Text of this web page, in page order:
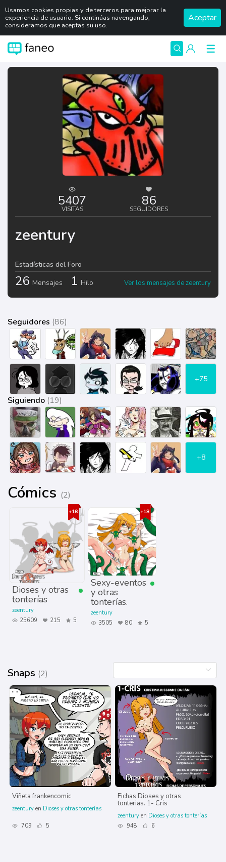
Usamos cookies propias y de terceros para mejorar la
experiencia de usuario. Si continúas navengando,
consideramos que aceptas su uso.
Aceptar
5407
VISITAS
86
SEGUIDORES
zeentury
Estadísticas del Foro
26 Mensajes 1 Hilo Ver los mensajes de zeentury
Seguidores (86)
+75
Siguiendo (19)
+8
Cómics (2)
Dioses y otras
tonterías
zeentury
25609
215 5
Sexy-eventos
y otras
tonterías.
zeentury
3505
80 5
Snaps (2)
Viñeta frankencomic
zeentury en Dioses y otras tonterías
709 5
Fichas Dioses y otras
tonterias. 1- Cris
zeentury en Dioses y otras tonterías
948
6